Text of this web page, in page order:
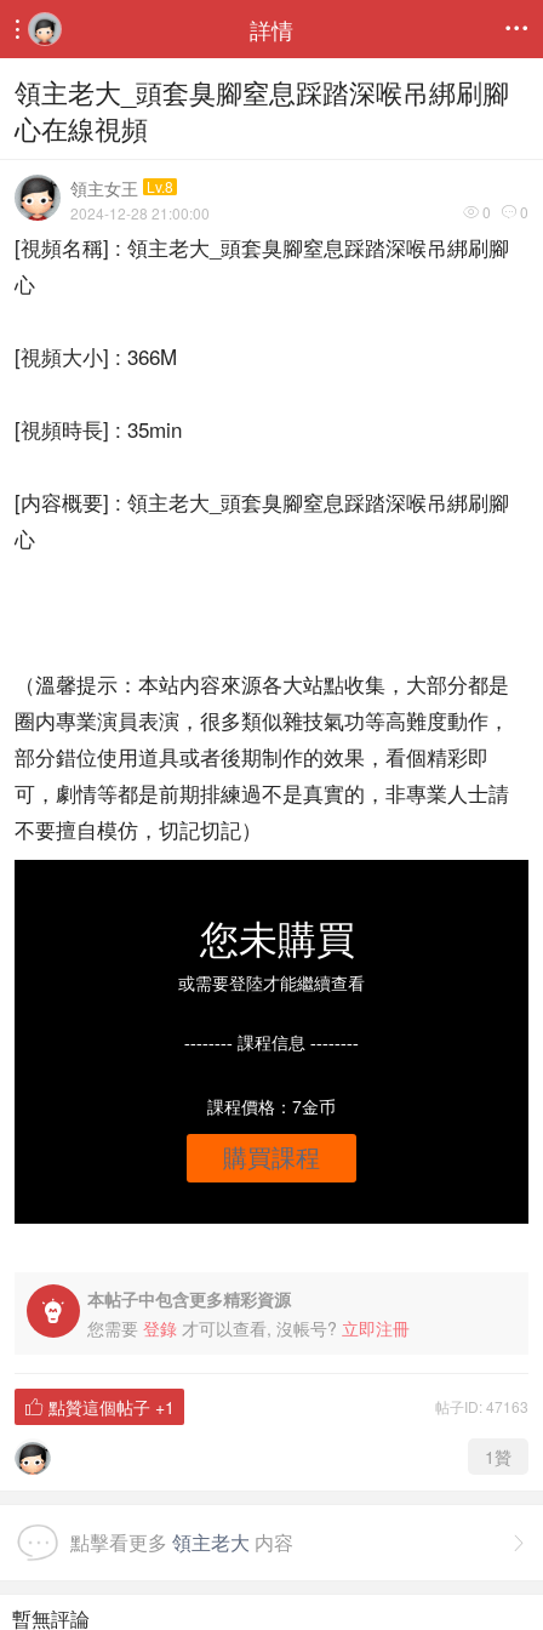
 詳情 
領主老大_頭套臭腳窒息踩踏深喉吊綁刷腳
心在線視頻
領主女王 Lv.8
 0  0
2024-12-28 21:00:00
[視頻名稱] : 領主老大_頭套臭腳窒息踩踏深喉吊綁刷腳
心
[視頻大小] : 366M
[視頻時長] : 35min
[内容概要] : 領主老大_頭套臭腳窒息踩踏深喉吊綁刷腳
心
（溫馨提示：本站内容來源各大站點收集，大部分都是
圈内專業演員表演，很多類似雜技氣功等高難度動作，
部分錯位使用道具或者後期制作的效果，看個精彩即
可，劇情等都是前期排練過不是真實的，非專業人士請
不要擅自模仿，切記切記）
您未購買
或需要登陸才能繼續查看
-------- 課程信息 --------
課程價格：7金币
購買課程

本帖子中包含更多精彩資源
您需要 登錄 才可以查看, 沒帳号? 立即注冊
帖子ID: 47163
 點贊這個帖子 +1
1贊

點擊看更多 領主老大 内容
暫無評論